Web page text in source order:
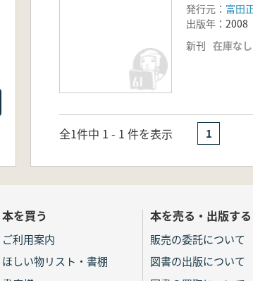
発行元： 富田
出版年： 2008
新刊 在庫なし
全1件中 1 - 1 件を表示 1
本を買う
ご利用案内
ほしい物リスト・書棚
本を売る・出版する
販売の委託について
図書の出版について